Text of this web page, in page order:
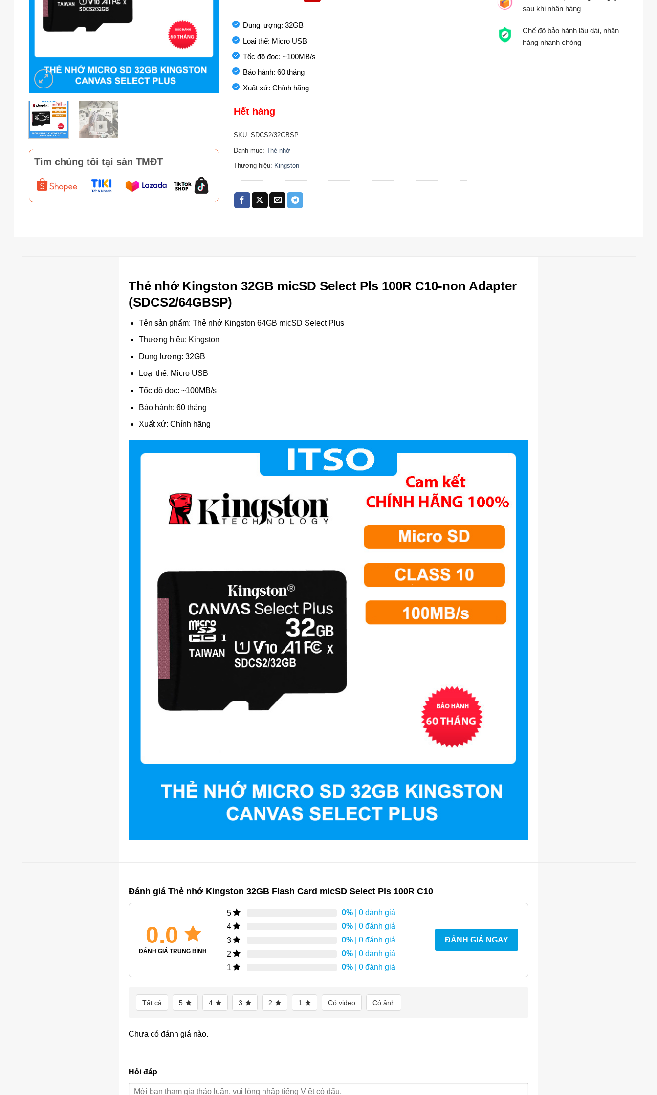
Tìm chúng tôi tại sàn TMĐT
Dung lượng: 32GB
Loại thể: Micro USB
Tốc độ đọc: ~100MB/s
Bảo hành: 60 tháng
Xuất xứ: Chính hãng
Hết hàng
SKU: SDCS2/32GBSP
Danh mục: Thẻ nhớ
Thương hiệu: Kingston
sau khi nhận hàng
Chế độ bảo hành lâu dài, nhận
hàng nhanh chóng
Thẻ nhớ Kingston 32GB micSD Select Pls 100R C10-non Adapter
(SDCS2/64GBSP)
Tên sản phẩm: Thẻ nhớ Kingston 64GB micSD Select Plus
Thương hiệu: Kingston
Dung lượng: 32GB
Loại thể: Micro USB
Tốc độ đọc: ~100MB/s
Bảo hành: 60 tháng
Xuất xứ: Chính hãng
Đánh giá Thẻ nhớ Kingston 32GB Flash Card micSD Select Pls 100R C10
0.0
ĐÁNH GIÁ TRUNG BÌNH
5 0% | 0 đánh giá
4
0% | 0 đánh giá
3
0% | 0 đánh giá
2
0% | 0 đánh giá
1
0% | 0 đánh giá
ĐÁNH GIÁ NGAY
Tất cả 5 4 3 2 1 Có video Có ảnh
Chưa có đánh giá nào.
Hỏi đáp